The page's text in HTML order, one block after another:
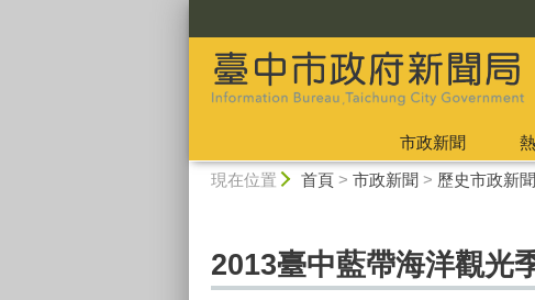
市政新聞
現在位置 首頁> 市政新聞 > 歷史市政新
2013臺中藍帶海洋觀光